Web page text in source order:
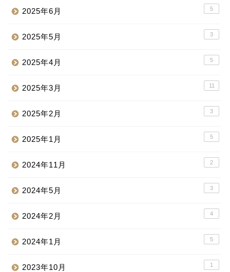
2025年6月 5
2025年5月 3
2025年4月 5
2025年3月 11
2025年2月 3
2025年1月 5
2024年11月 2
2024年5月 3
2024年2月 4
2024年1月 5
2023年10月 1